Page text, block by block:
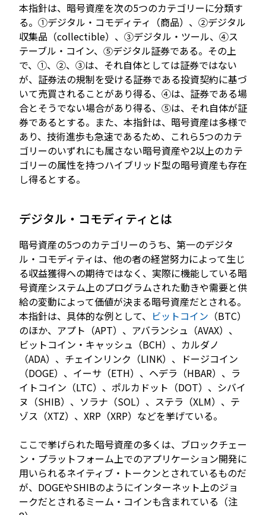
本指針は、暗号資産を次の5つのカテゴリーに分類す
る。①デジタル・コモディティ（商品）、②デジタル
収集品（collectible）、③デジタル・ツール、④ス
テーブル・コイン、⑤デジタル証券である。その上
で、①、②、③は、それ自体としては証券ではない
が、証券法の規制を受ける証券である投資契約に基づ
いて売買されることがあり得る、④は、証券である場
合とそうでない場合があり得る、⑤は、それ自体が証
券であるとする。また、本指針は、暗号資産は多様で
あり、技術進歩も急速であるため、これら5つのカテ
ゴリーのいずれにも属さない暗号資産や2以上のカテ
ゴリーの属性を持つハイブリッド型の暗号資産も存在
し得るとする。
デジタル・コモディティとは
暗号資産の5つのカテゴリーのうち、第一のデジタ
ル・コモディティは、他の者の経営努力によって生じ
る収益獲得への期待ではなく、実際に機能している暗
号資産システム上のプログラムされた動きや需要と供
給の変動によって価値が決まる暗号資産だとされる。
本指針は、具体的な例として、 ビットコイン （BTC）
のほか、アプト（APT）、アバランシュ（AVAX）、
ビットコイン・キャッシュ（BCH）、カルダノ
（ADA）、チェインリンク（LINK）、ドージコイン
（DOGE）、イーサ（ETH）、ヘデラ（HBAR）、ラ
イトコイン（LTC）、ポルカドット（DOT）、シバイ
ヌ（SHIB）、ソラナ（SOL）、ステラ（XLM）、テ
ゾス（XTZ）、XRP（XRP）などを挙げている。
ここで挙げられた暗号資産の多くは、ブロックチェー
ン・プラットフォーム上でのアプリケーション開発に
用いられるネイティブ・トークンとされているものだ
が、DOGEやSHIBのようにインターネット上のジョ
ークだとされるミーム・コインも含まれている（注